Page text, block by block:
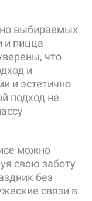
выбираемых
и пицца
что
и
и эстетично
подход не
можно
свою заботу
без
связи в